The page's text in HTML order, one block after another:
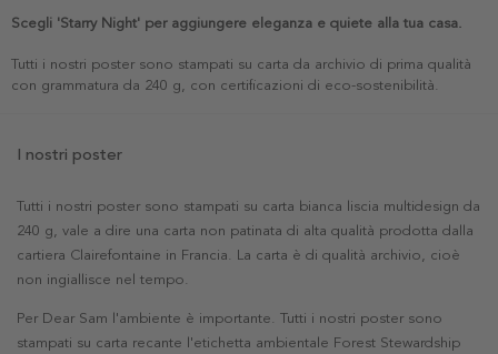
Scegli 'Starry Night' per aggiungere eleganza e quiete alla tua casa.
Tutti i nostri poster sono stampati su carta da archivio di prima qualità
con grammatura da 240 g, con certificazioni di eco-sostenibilità.
I nostri poster
Tutti i nostri poster sono stampati su carta bianca liscia multidesign da
240 g, vale a dire una carta non patinata di alta qualità prodotta dalla
cartiera Clairefontaine in Francia. La carta è di qualità archivio, cioè
non ingiallisce nel tempo.
Per Dear Sam l'ambiente è importante. Tutti i nostri poster sono
stampati su carta recante l'etichetta ambientale Forest Stewardship